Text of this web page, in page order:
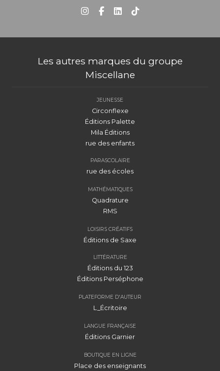
Les autres marques du groupe
Miscellane
JEUNESSE
Circonflexe
Éditions Palette
Mila Éditions
rue des enfants
PARASCOLAIRE
rue des écoles
MATHÉMATIQUES
Quadrature
RMS
LOISIRS CRÉATIFS
Éditions de Saxe
LITTÉRATURE
Éditions du 123
Éditions Perséphone
PLATEFORME D'AUTEUR
L_Écritoire
LANGUE FRANÇAISE
Éditions Garnier
BOUTIQUE EN LIGNE
Place des enseignants